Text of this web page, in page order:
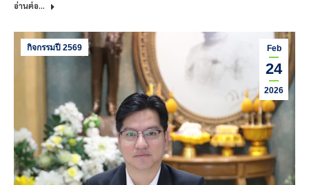
อ่านต่อ...
Feb
24
2026
กิจกรรมปี 2569